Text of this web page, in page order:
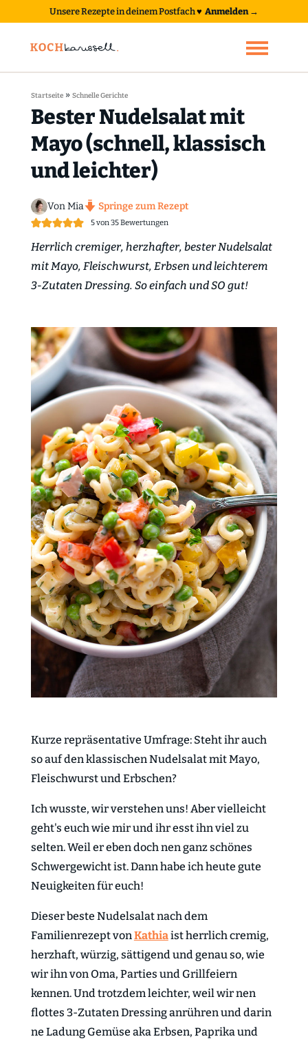
Unsere Rezepte in deinem Postfach♥ Anmelden →
Startseite» Schnelle Gerichte
Bester Nudelsalat mit
Mayo (schnell, klassisch
und leichter)
Von Mia Springe zum Rezept
5von35Bewertungen
Herrlich cremiger, herzhafter, bester Nudelsalat
mit Mayo, Fleischwurst, Erbsen und leichterem
3-Zutaten Dressing. So einfach und SO gut!
Kurze repräsentative Umfrage: Steht ihr auch
so auf den klassischen Nudelsalat mit Mayo,
Fleischwurst und Erbschen?
Ich wusste, wir verstehen uns! Aber vielleicht
geht's euch wie mir und ihr esst ihn viel zu
selten. Weil er eben doch nen ganz schönes
Schwergewicht ist. Dann habe ich heute gute
Neuigkeiten für euch!
Dieser beste Nudelsalat nach dem
Familienrezept von Kathiaist herrlich cremig,
herzhaft, würzig, sättigend und genau so, wie
wir ihn von Oma, Parties und Grillfeiern
kennen. Und trotzdem leichter, weil wir nen
flottes 3-Zutaten Dressing anrühren und darin
ne Ladung Gemüse aka Erbsen, Paprika und